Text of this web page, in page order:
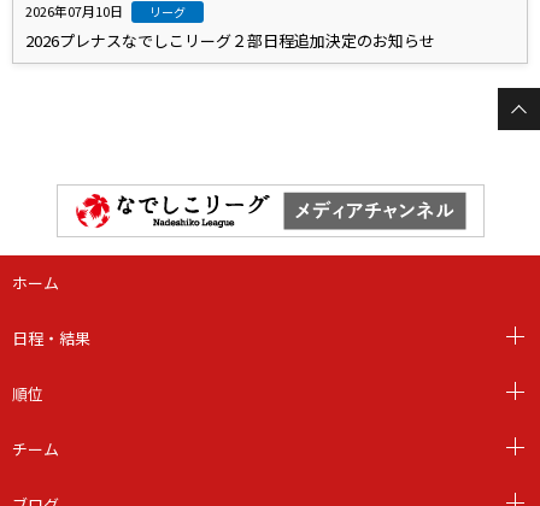
2026年07月10日 リーグ
2026プレナスなでしこリーグ２部日程追加決定のお知らせ
ホーム
日程・結果
順位
チーム